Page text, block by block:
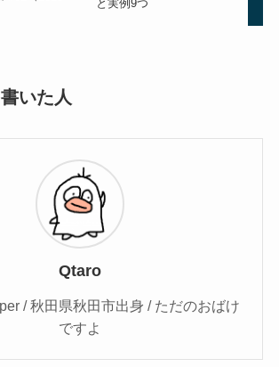
と実例9つ
いた人
Qtaro
/ 秋田県秋田市出身 / ただのおばけ
ですよ